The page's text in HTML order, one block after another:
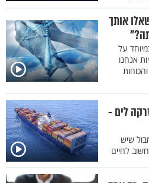
כהן - "אחרי 120 ישאלו אותך
על
אנחנו
לים -
שיש
לחיים